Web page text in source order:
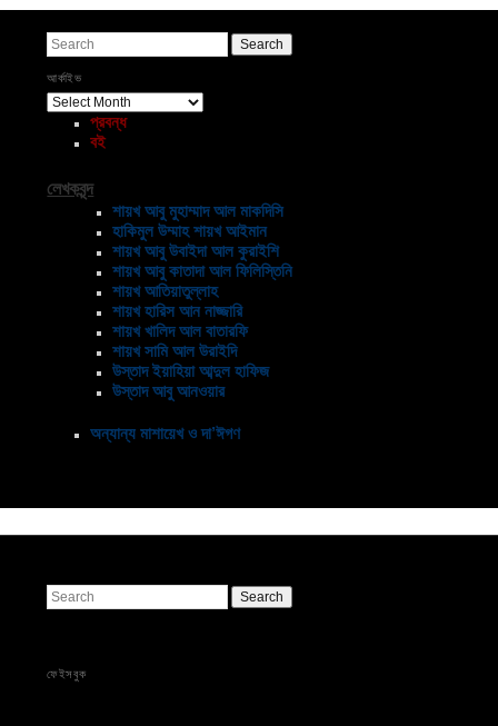
Search
আর্কাইভ
আর্কাইভ
প্রবন্ধ
বই
লেখকবৃন্দ
শায়খ আবু মুহাম্মাদ আল মাকদিসি
হাকিমুল উম্মাহ শায়খ আইমান
শায়খ আবু উবাইদা আল কুরাইশি
শায়খ আবু কাতাদা আল ফিলিস্তিনি
শায়খ আতিয়াতুল্লাহ
শায়খ হারিস আন নাজ্জারি
শায়খ খালিদ আল বাতারফি
শায়খ সামি আল উরাইদি
উস্তাদ ইয়াহিয়া আব্দুল হাফিজ
উস্তাদ আবু আনওয়ার
অন্যান্য মাশায়েখ ও দা’ঈগণ
Search
ফেইসবুক